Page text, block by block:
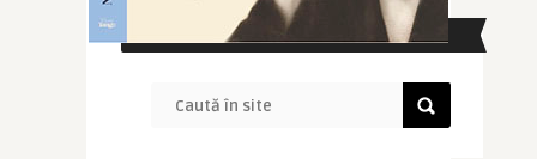
CAUTĂ ÎN SITE